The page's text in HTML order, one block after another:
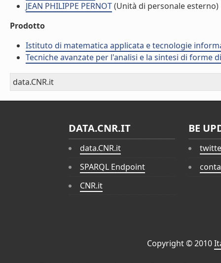
JEAN PHILIPPE PERNOT(Unità di personale esterno)
Prodotto
Istituto di matematica applicata e tecnologie
Tecniche avanzate per l'analisi e la sintesi di forme
data.CNR.it
DATA.CNR.IT
data.CNR.it
SPARQL Endpoint
CNR.it
BE
Copyright © 2010